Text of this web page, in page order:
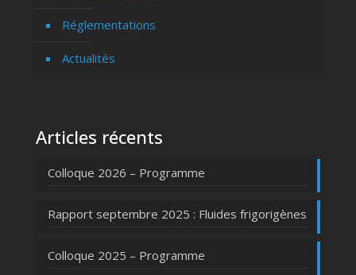
Réglementations
Actualités
Articles récents
Colloque 2026 – Programme
Rapport septembre 2025 : Fluides frigorigènes
Colloque 2025 – Programme